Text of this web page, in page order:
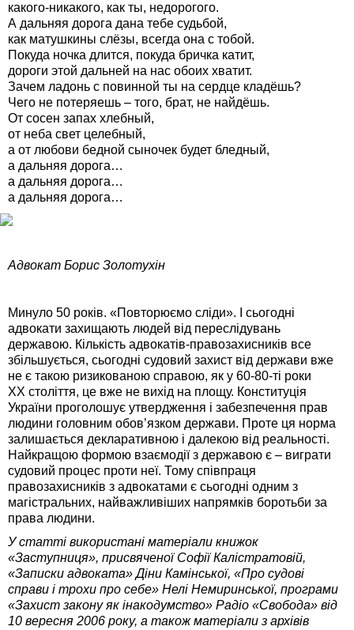
какого-никакого, как ты, недорогого.
А дальняя дорога дана тебе судьбой,
как матушкины слёзы, всегда она с тобой.
Покуда ночка длится, покуда бричка катит,
дороги этой дальней на нас обоих хватит.
Зачем ладонь с повинной ты на сердце кладёшь?
Чего не потеряешь – того, брат, не найдёшь.
От сосен запах хлебный,
от неба свет целебный,
а от любови бедной сыночек будет бледный,
а дальняя дорога…
а дальняя дорога…
а дальняя дорога…
Адвокат Борис Золотухін
Минуло 50 років. «Повторюємо сліди». І сьогодні
адвокати захищають людей від переслідувань
державою. Кількість адвокатів-правозахисників все
збільшується, сьогодні судовий захист від держави вже
не є такою ризикованою справою, як у 60-80-ті роки
ХХ століття, це вже не вихід на площу. Конституція
України проголошує утвердження і забезпечення прав
людини головним обов’язком держави. Проте ця норма
залишається декларативною і далекою від реальності.
Найкращою формою взаємодії з державою є – виграти
судовий процес проти неї. Тому співпраця
правозахисників з адвокатами є сьогодні одним з
магістральних, найважливіших напрямків боротьби за
права людини.
У статті використані матеріали книжок
«Заступниця», присвяченої Софії Калістратовій,
«Записки адвоката» Діни Камінської, «Про судові
справи і трохи про себе» Нелі Немиринської, програми
«Захист закону як інакодумство» Радіо «Свобода» від
10 вересня 2006 року, а також матеріали з архівів